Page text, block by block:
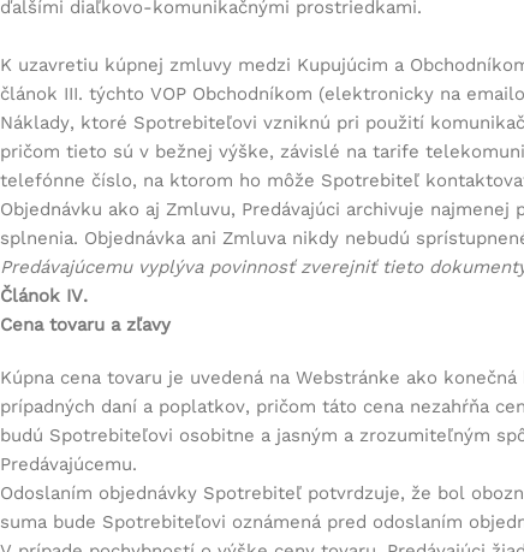
ďalšími diaľkovo-komunikačnými prostriedkami.
K uzavretiu kúpnej zmluvy medzi Kupujúcim a
článok III. týchto VOP Obchodníkom (elektronicky na
Náklady, ktoré Spotrebiteľovi vzniknú pri použití
pričom tieto sú v bežnej výške, závislé na tarife
telefónne číslo, na ktorom ho môže Spotrebiteľ
Objednávku ako aj Zmluvu, Predávajúci archivuje najmenej
splnenia. Objednávka ani Zmluva nikdy nebudú
Predávajúcemu vyplýva povinnosť zverejniť tieto
Článok IV.
Cena tovaru a zľavy
Kúpna cena tovaru je uvedená na Webstránke ako
prípadných daní a poplatkov, pričom táto cena nezahŕňa
budú Spotrebiteľovi osobitne a jasným a zrozumiteľným
Predávajúcemu.
Odoslaním objednávky Spotrebiteľ potvrdzuje, že bol
suma bude Spotrebiteľovi oznámená pred odoslaním